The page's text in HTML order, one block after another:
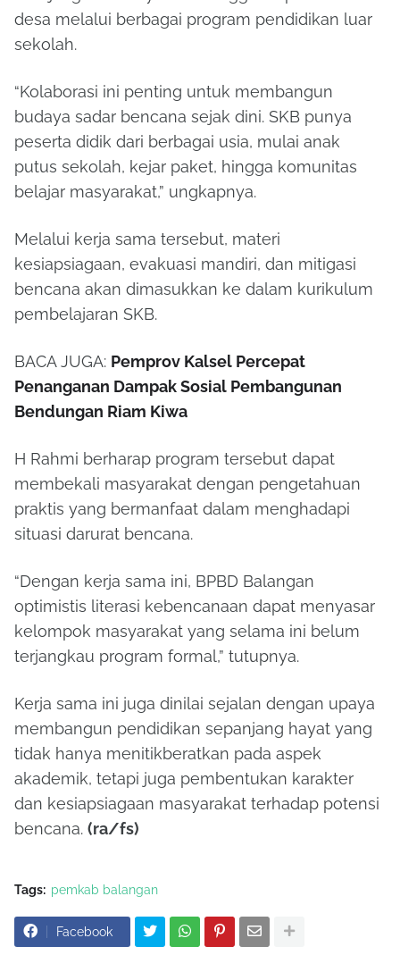
desa melalui berbagai program pendidikan luar
sekolah.
“Kolaborasi ini penting untuk membangun
budaya sadar bencana sejak dini. SKB punya
peserta didik dari berbagai usia, mulai anak
putus sekolah, kejar paket, hingga komunitas
belajar masyarakat,” ungkapnya.
Melalui kerja sama tersebut, materi
kesiapsiagaan, evakuasi mandiri, dan mitigasi
bencana akan dimasukkan ke dalam kurikulum
pembelajaran SKB.
BACA JUGA: Pemprov Kalsel Percepat
Penanganan Dampak Sosial Pembangunan
Bendungan Riam Kiwa
H Rahmi berharap program tersebut dapat
membekali masyarakat dengan pengetahuan
praktis yang bermanfaat dalam menghadapi
situasi darurat bencana.
“Dengan kerja sama ini, BPBD Balangan
optimistis literasi kebencanaan dapat menyasar
kelompok masyarakat yang selama ini belum
terjangkau program formal,” tutupnya.
Kerja sama ini juga dinilai sejalan dengan upaya
membangun pendidikan sepanjang hayat yang
tidak hanya menitikberatkan pada aspek
akademik, tetapi juga pembentukan karakter
dan kesiapsiagaan masyarakat terhadap potensi
bencana. (ra/fs)
Tags: pemkab balangan
Facebook